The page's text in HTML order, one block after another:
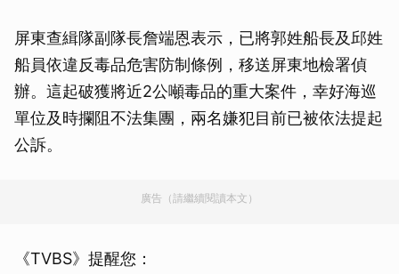
屏東查緝隊副隊長詹端恩表示，已將郭姓船長及邱姓
船員依違反毒品危害防制條例，移送屏東地檢署偵
辦。這起破獲將近2公噸毒品的重大案件，幸好海巡
單位及時攔阻不法集團，兩名嫌犯目前已被依法提起
公訴。
廣告（請繼續閱讀本文）
《TVBS》提醒您：